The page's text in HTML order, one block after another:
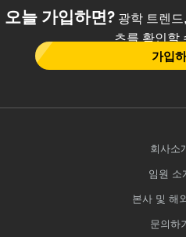
오늘 가입하면?광학 트렌드
츠를 확인할
가입
회사소
임원 소
본사 및 해
문의하